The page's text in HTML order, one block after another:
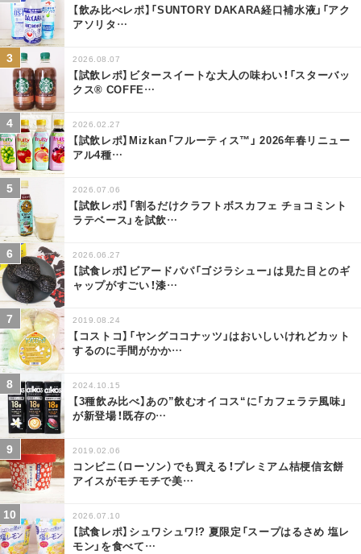
【飲み比べレポ】「SUNTORY DAKARA経口補水液」「アク
アソリタ…
2026.08.07
【試飲レポ】ビタースイートな大人の味わい！「スターバッ
クス® COFFE…
2026.02.27
【試飲レポ】Mizkan「フルーティス™」 2026年春リニュー
アル4種…
2026.07.06
【試飲レポ】「割るだけクラフトボスカフェ チョコミント
ラテベース」を試飲…
2026.06.27
【試食レポ】ビアードパパ「ゴジラシュー」は見た目とのギ
ャップがすごい！漆…
2019.08.24
【コストコ】「ヤングココナッツ」はおいしいけれどカット
するのに手間がかか…
2024.10.15
【3種飲み比べ】あの”飲むオイコス“に「カフェラテ風味」
が新登場！既存の…
2019.02.06
コンビニ（ローソン）でも買える！プレミアム桔梗信玄餅
アイスがモチモチで美…
2026.07.10
【試食レポ】シュワシュワ!? 夏限定「スープはるさめ 塩レ
モン」を食べて…